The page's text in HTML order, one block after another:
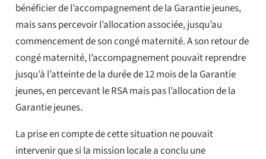
bénéficier de l’accompagnement de la Garantie jeunes,
mais sans percevoir l’allocation associée, jusqu’au
commencement de son congé maternité. A son retour de
congé maternité, l’accompagnement pouvait reprendre
jusqu’à l’atteinte de la durée de 12 mois de la Garantie
jeunes, en percevant le RSA mais pas l’allocation de la
Garantie jeunes.
La prise en compte de cette situation ne pouvait
intervenir que si la mission locale a conclu une